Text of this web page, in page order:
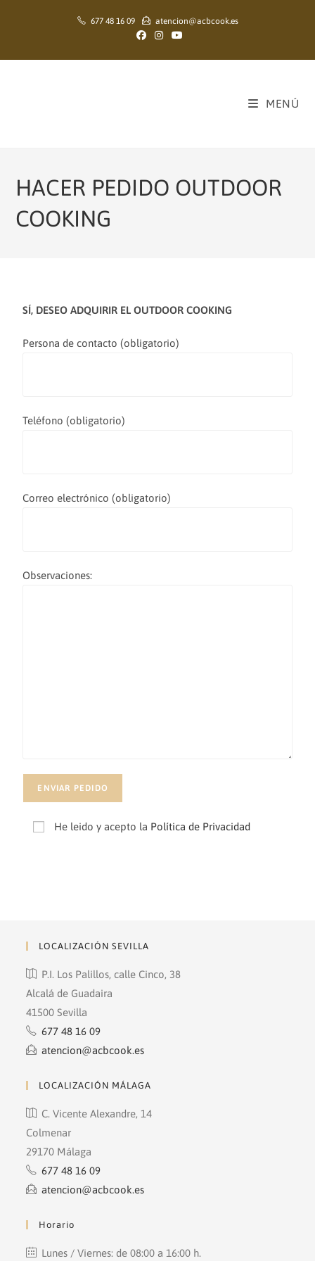
677 48 16 09 atencion@acbcook.es
MENÚ
HACER PEDIDO OUTDOOR
COOKING
SÍ, DESEO ADQUIRIR EL OUTDOOR COOKING
Persona de contacto (obligatorio)
Teléfono (obligatorio)
Correo electrónico (obligatorio)
Observaciones:
He leido y acepto la Política de Privacidad
LOCALIZACIÓN SEVILLA
P.I. Los Palillos, calle Cinco, 38
Alcalá de Guadaira
41500 Sevilla
677 48 16 09
atencion@acbcook.es
LOCALIZACIÓN MÁLAGA
C. Vicente Alexandre, 14
Colmenar
29170 Málaga
677 48 16 09
atencion@acbcook.es
Horario
Lunes / Viernes: de 08:00 a 16:00 h.